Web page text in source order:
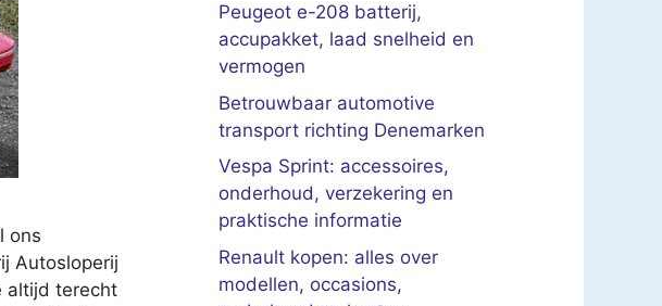
ons
Autosloperij
altijd terecht
Peugeot e-208 batterij,
accupakket, laad snelheid en
vermogen
Betrouwbaar automotive
transport richting Denemarken
Vespa Sprint: accessoires,
onderhoud, verzekering en
praktische informatie
Renault kopen: alles over
modellen, occasions,